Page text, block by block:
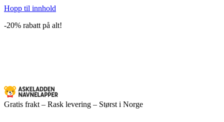
Hopp til innhold
-20% rabatt på alt!
Gratis frakt – Rask levering – Størst i Norge